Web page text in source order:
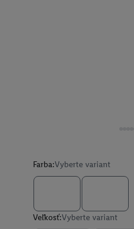
Farba:Vyberte variant
Veľkosť:Vyberte variant